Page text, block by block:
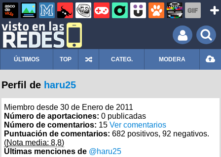
ÚLTIMOS TOP CATEG. MODERA
Perfil de haru25
Miembro desde 30 de Enero de 2011
Número de aportaciones: 0 publicadas
Número de comentarios: 15 Ver comentarios
Puntuación de comentarios: 682 positivos, 92 negativos.
(Nota media: 8,8)
Últimas menciones de @haru25